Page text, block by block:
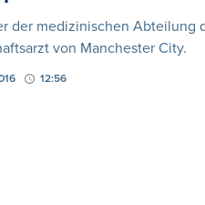
der medizinischen Abteilung
von Manchester City.
12:56